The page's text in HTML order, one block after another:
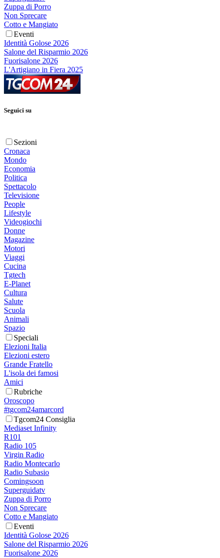
Zuppa di Porro
Non Sprecare
Cotto e Mangiato
Eventi
Identità Golose 2026
Salone del Risparmio 2026
Fuorisalone 2026
L'Artigiano in Fiera 2025
Seguici su
Sezioni
Cronaca
Mondo
Economia
Politica
Spettacolo
Televisione
People
Lifestyle
Videogiochi
Donne
Magazine
Motori
Viaggi
Cucina
Tgtech
E-Planet
Cultura
Salute
Scuola
Animali
Spazio
Speciali
Elezioni Italia
Elezioni estero
Grande Fratello
L'isola dei famosi
Amici
Rubriche
Oroscopo
#tgcom24amarcord
Tgcom24 Consiglia
Mediaset Infinity
R101
Radio 105
Virgin Radio
Radio Montecarlo
Radio Subasio
Comingsoon
Superguidatv
Zuppa di Porro
Non Sprecare
Cotto e Mangiato
Eventi
Identità Golose 2026
Salone del Risparmio 2026
Fuorisalone 2026